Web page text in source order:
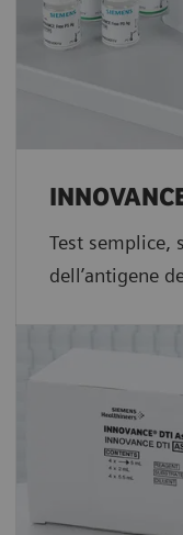
Test semplice,
dell’antigene